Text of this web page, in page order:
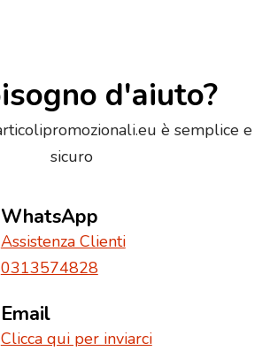
d'aiuto?
è semplice e
sicuro
WhatsApp
Assistenza Clienti
0313574828
Email
Clicca qui per inviarci